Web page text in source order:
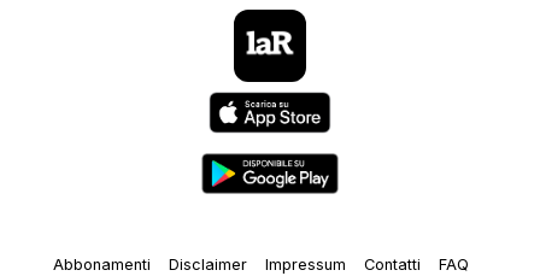
Abbonamenti Disclaimer Impressum Contatti FAQ